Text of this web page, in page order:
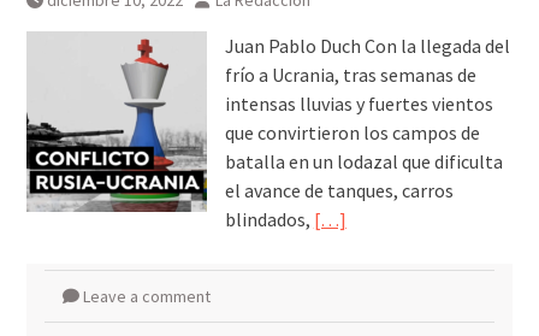
galardonados?
Juan Pablo Duch Con la llegada del
frío a Ucrania, tras semanas de
intensas lluvias y fuertes vientos
que convirtieron los campos de
batalla en un lodazal que dificulta
el avance de tanques, carros
blindados, […]
Leave a comment